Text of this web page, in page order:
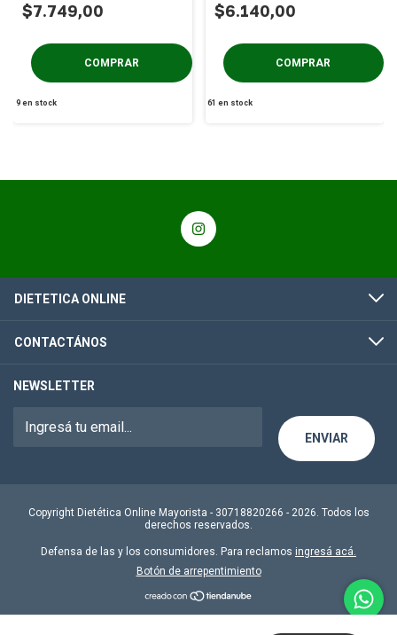
$7.749,00
9en stock
$6.140,00
61 en stock
DIETETICA ONLINE
CONTACTÁNOS
NEWSLETTER
Copyright Dietética Online Mayorista - 30718820266 - 2026. Todos los
derechos reservados.
Defensa de las y los consumidores. Para reclamos ingresá acá.
Botón de arrepentimiento